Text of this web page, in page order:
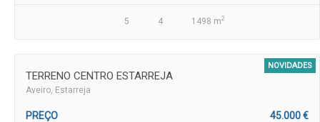
5 4 1498 m2
NOVIDADES
TERRENO CENTRO ESTARREJA
Aveiro , Estarreja
PREÇO 45.000 €